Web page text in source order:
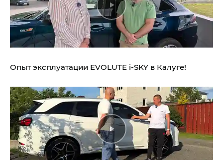
Опыт эксплуатации EVOLUTE i‑SKY в Калуге!